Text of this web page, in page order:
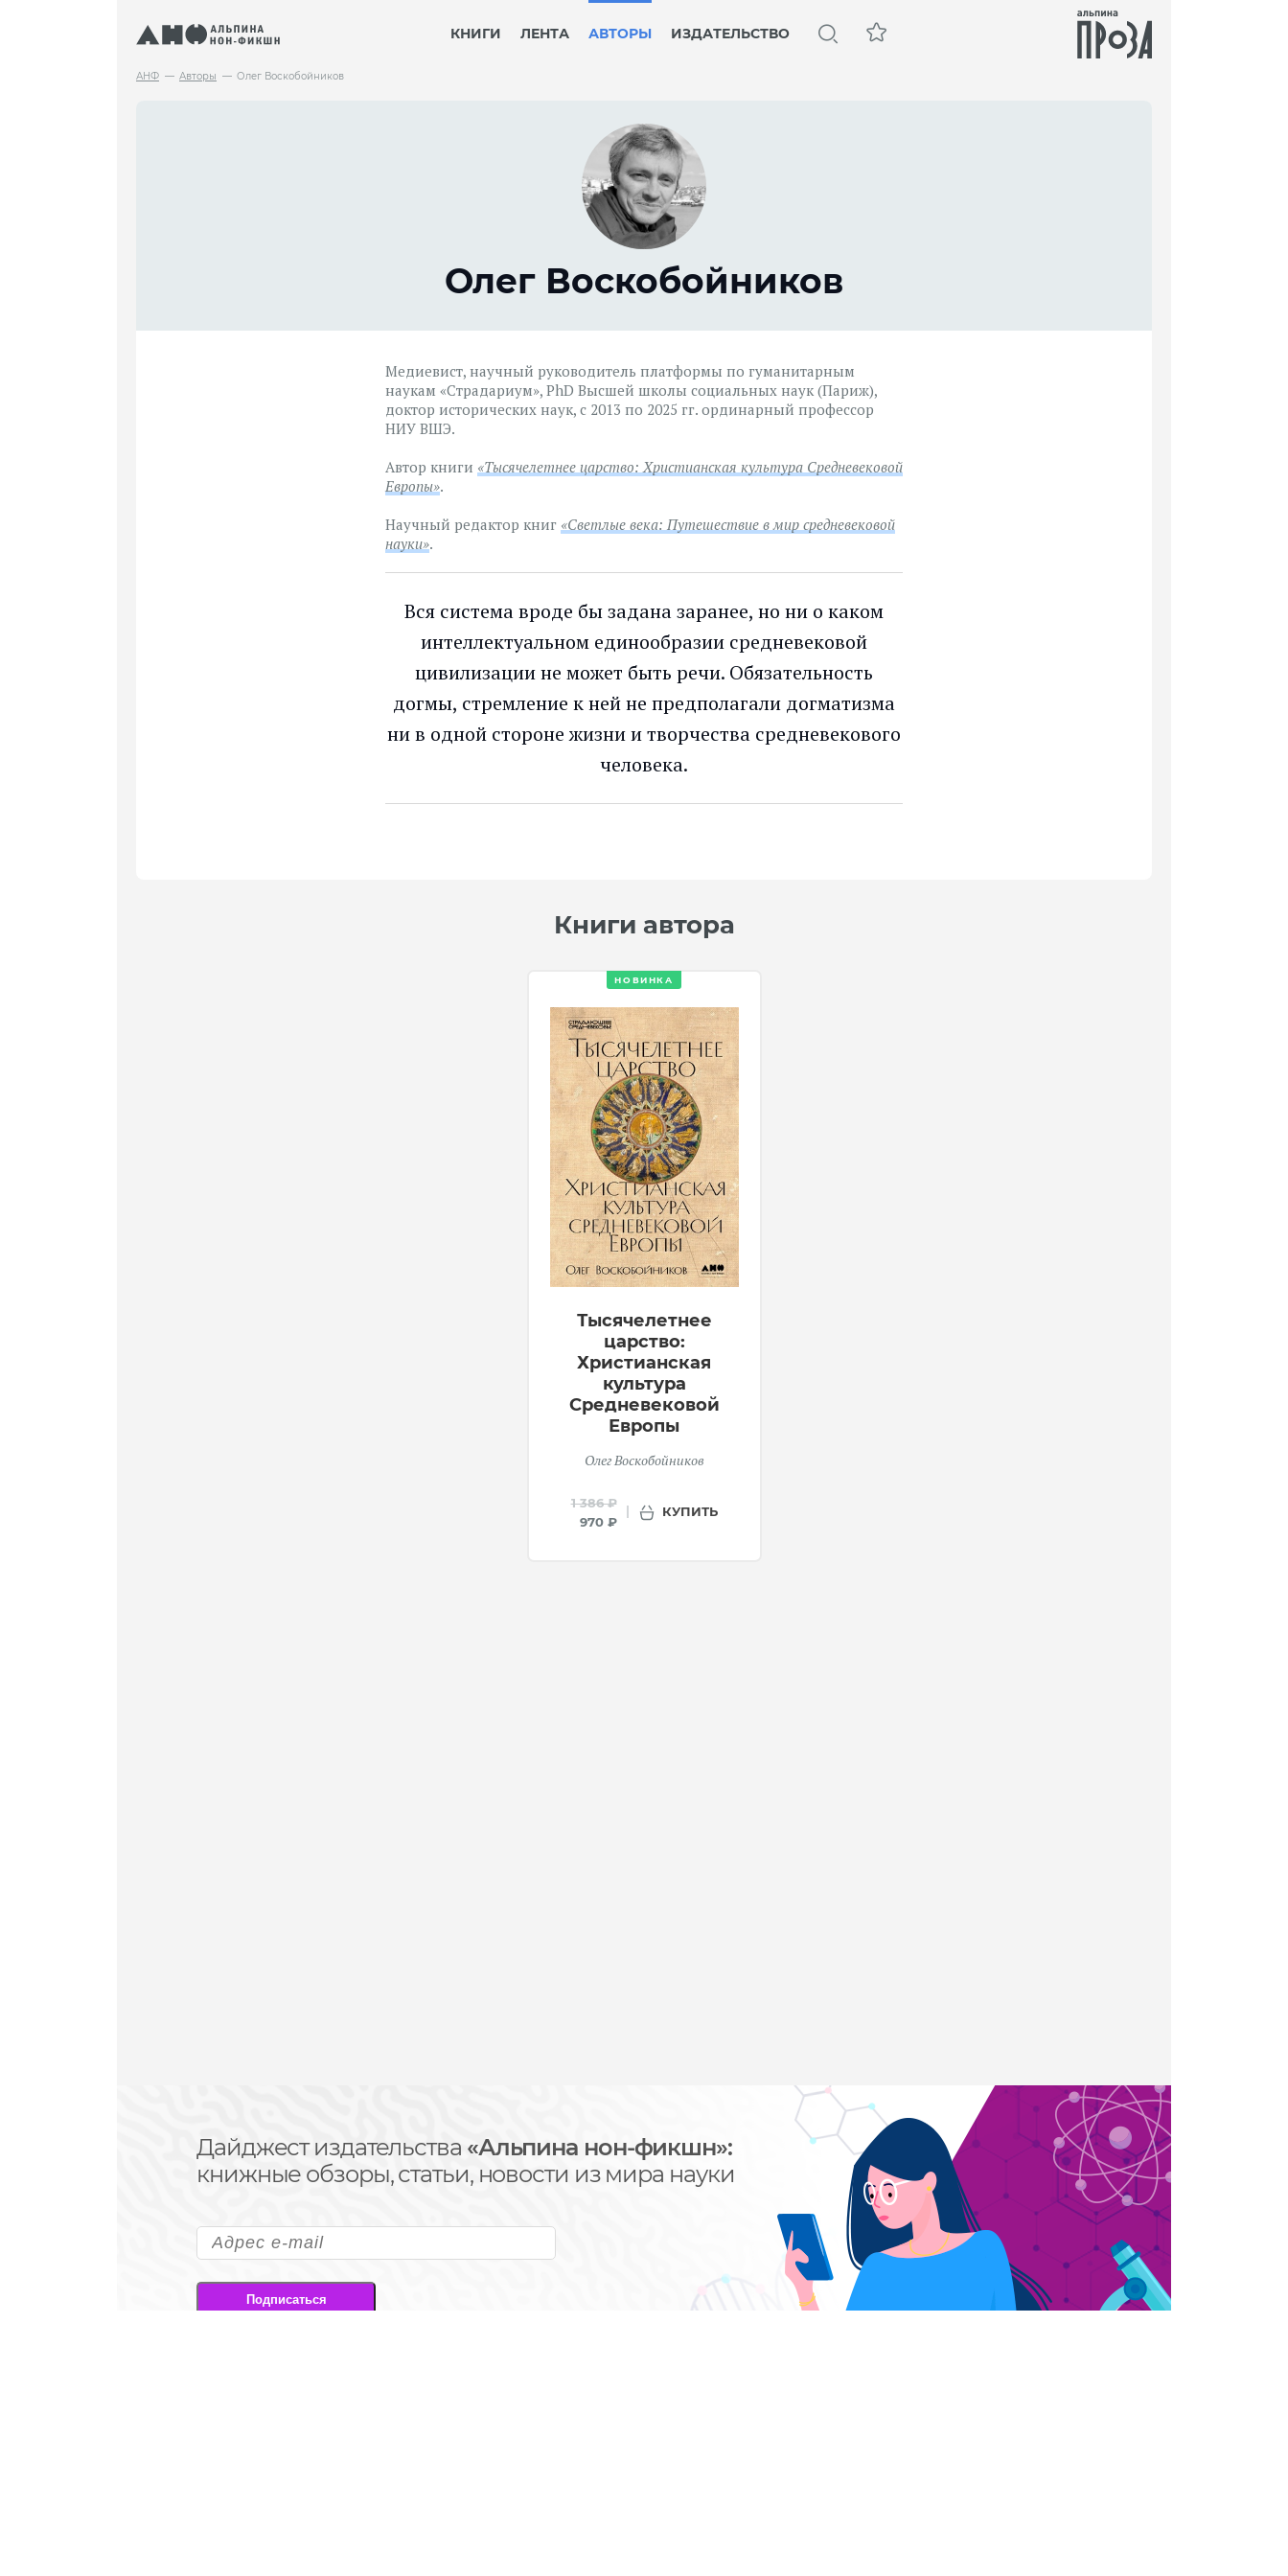
КНИГИ ЛЕНТА АВТОРЫ ИЗДАТЕЛЬСТВО
АНФ Авторы Олег Воскобойников
Олег Воскобойников
Медиевист, научный руководитель платформы по гуманитарным
наукам «Страдариум», PhD Высшей школы социальных наук (Париж),
доктор исторических наук, с 2013 по 2025 гг. ординарный профессор
НИУ ВШЭ.
Автор книги «Тысячелетнее царство: Христианская культура Средневековой
Европы».
Научный редактор книг «Светлые века: Путешествие в мир средневековой
науки».
Вся система вроде бы задана заранее, но ни о каком
интеллектуальном единообразии средневековой
цивилизации не может быть речи. Обязательность
догмы, стремление к ней не предполагали догматизма
ни в одной стороне жизни и творчества средневекового
человека.
Книги автора
НОВИНКА
Тысячелетнее
царство:
Христианская
культура
Средневековой
Европы
Олег Воскобойников
1 386 ₽
970 ₽
КУПИТЬ
Дайджест издательства «Альпина нон-фикшн»:
книжные обзоры, статьи, новости из мира науки
Подписаться